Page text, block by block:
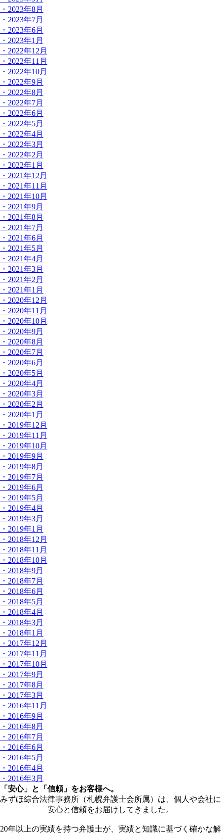
・2023年8月
・2023年7月
・2023年6月
・2023年1月
・2022年12月
・2022年11月
・2022年10月
・2022年9月
・2022年8月
・2022年7月
・2022年6月
・2022年5月
・2022年4月
・2022年3月
・2022年2月
・2022年1月
・2021年12月
・2021年11月
・2021年10月
・2021年9月
・2021年8月
・2021年7月
・2021年6月
・2021年5月
・2021年4月
・2021年3月
・2021年2月
・2021年1月
・2020年12月
・2020年11月
・2020年10月
・2020年9月
・2020年8月
・2020年7月
・2020年6月
・2020年5月
・2020年4月
・2020年3月
・2020年2月
・2020年1月
・2019年12月
・2019年11月
・2019年10月
・2019年9月
・2019年8月
・2019年7月
・2019年6月
・2019年5月
・2019年4月
・2019年3月
・2019年1月
・2018年12月
・2018年11月
・2018年10月
・2018年9月
・2018年7月
・2018年6月
・2018年5月
・2018年4月
・2018年3月
・2018年1月
・2017年12月
・2017年11月
・2017年10月
・2017年9月
・2017年8月
・2017年3月
・2016年11月
・2016年9月
・2016年8月
・2016年7月
・2016年6月
・2016年5月
・2016年4月
・2016年3月
「安心」と「信頼」をお客様へ。
みずほ綜合法律事務所（札幌弁護士会所属）は、個人や会社に
安心と信頼をお届けしてきました。
20年以上の実績を持つ弁護士が、実績と知識に基づく確かな解